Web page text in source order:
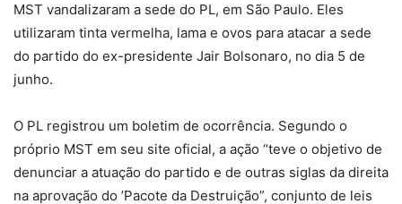
MST vandalizaram a sede do PL, em São Paulo. Eles
utilizaram tinta vermelha, lama e ovos para atacar a sede
do partido do ex-presidente Jair Bolsonaro, no dia 5 de
junho.
O PL registrou um boletim de ocorrência. Segundo o
próprio MST em seu site oficial, a ação “teve o objetivo de
denunciar a atuação do partido e de outras siglas da direita
na aprovação do ’Pacote da Destruição”, conjunto de leis